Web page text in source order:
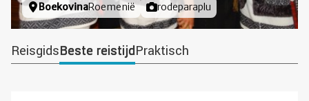
Locatie
BoekovinaRoemenië Foto door
rodeparaplu
ReisgidsBeste reistijdPraktisch